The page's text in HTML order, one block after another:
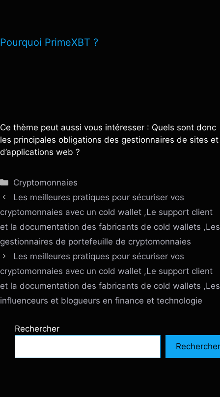
Pourquoi PrimeXBT ?
Ce thème peut aussi vous intéresser : Quels sont donc
les principales obligations des gestionnaires de sites et
d’applications web ?
Catégories
Cryptomonnaies
Les meilleures pratiques pour sécuriser vos
cryptomonnaies avec un cold wallet ,Le support client
et la documentation des fabricants de cold wallets ,Les
gestionnaires de portefeuille de cryptomonnaies
Les meilleures pratiques pour sécuriser vos
cryptomonnaies avec un cold wallet ,Le support client
et la documentation des fabricants de cold wallets ,Les
influenceurs et blogueurs en finance et technologie
Rechercher
Rechercher